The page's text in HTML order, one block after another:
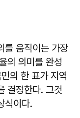
를 움직이는 가장
의 의미를 완성
의 한 표가 지역
결정한다. 그것
식이다.